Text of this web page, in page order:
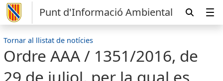
Punt d'Informació Ambiental
Tornar al llistat de notícies
Ordre AAA / 1351/2016, de